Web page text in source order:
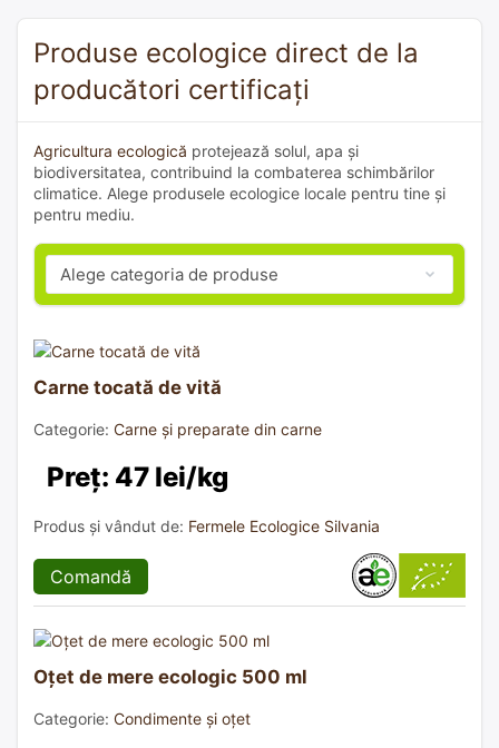
Produse ecologice direct de la
producători certificați
Agricultura ecologică protejează solul, apa și
biodiversitatea, contribuind la combaterea schimbărilor
climatice. Alege produsele ecologice locale pentru tine și
pentru mediu.
Carne tocată de vită
Categorie: Carne și preparate din carne
Preț: 47 lei/kg
Produs și vândut de: Fermele Ecologice Silvania
Comandă
Oțet de mere ecologic 500 ml
Categorie: Condimente și oțet